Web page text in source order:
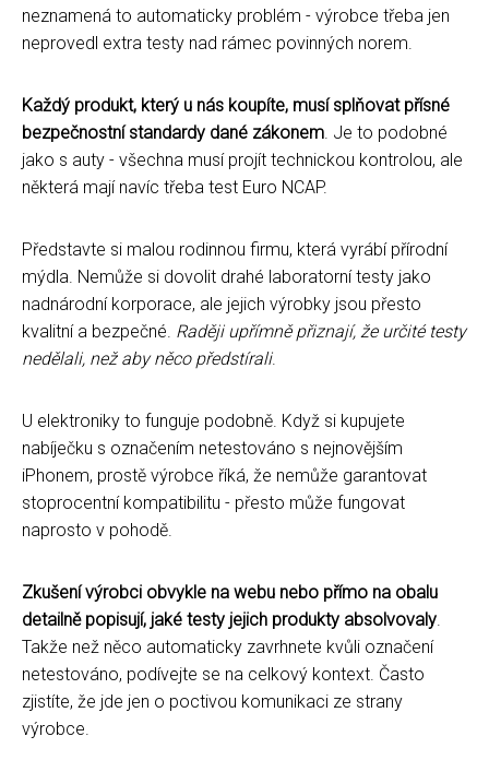
neznamená to automaticky problém - výrobce třeba jen
neprovedl extra testy nad rámec povinných norem.
Každý produkt, který u nás koupíte, musí splňovat přísné
bezpečnostní standardy dané zákonem. Je to podobné
jako s auty - všechna musí projít technickou kontrolou, ale
některá mají navíc třeba test Euro NCAP.
Představte si malou rodinnou firmu, která vyrábí přírodní
mýdla. Nemůže si dovolit drahé laboratorní testy jako
nadnárodní korporace, ale jejich výrobky jsou přesto
kvalitní a bezpečné. Raději upřímně přiznají, že určité testy
nedělali, než aby něco předstírali.
U elektroniky to funguje podobně. Když si kupujete
nabíječku s označením netestováno s nejnovějším
iPhonem, prostě výrobce říká, že nemůže garantovat
stoprocentní kompatibilitu - přesto může fungovat
naprosto v pohodě.
Zkušení výrobci obvykle na webu nebo přímo na obalu
detailně popisují, jaké testy jejich produkty absolvovaly.
Takže než něco automaticky zavrhnete kvůli označení
netestováno, podívejte se na celkový kontext. Často
zjistíte, že jde jen o poctivou komunikaci ze strany
výrobce.